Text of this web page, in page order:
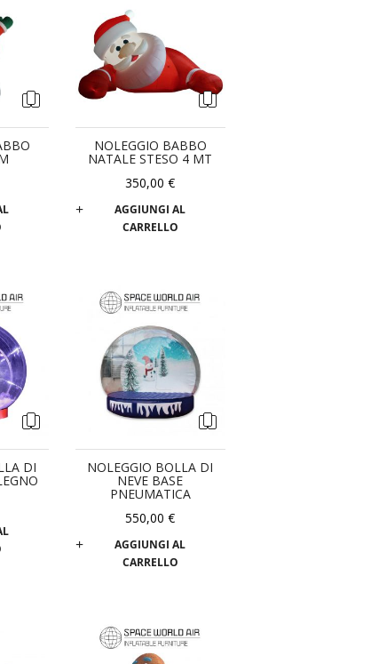
NOLEGGIO BABBO
NATALE STESO 4 MT
350,00 €
AGGIUNGI AL
CARRELLO
DI NOLEGGIO BOLLA DI
NEVE BASE
PNEUMATICA
550,00 €
AGGIUNGI AL
CARRELLO